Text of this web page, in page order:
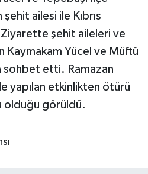
şehit ailesi ile Kıbrıs
şehit aileleri ve
Kaymakam Yücel ve Müftü
sohbet etti. Ramazan
yapılan etkinlikten ötürü
olduğu görüldü.